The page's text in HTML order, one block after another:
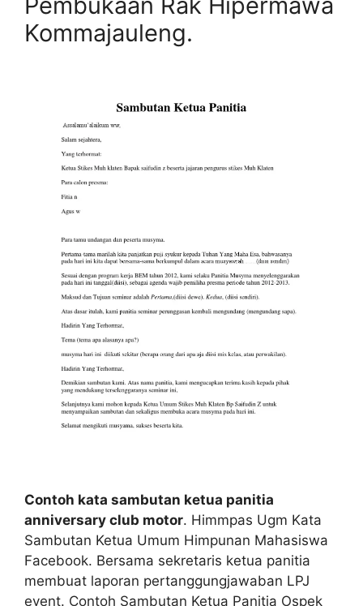
Kommajauleng.
Contoh kata sambutan ketua panitia
anniversary club motor. Himmpas Ugm Kata
Sambutan Ketua Umum Himpunan Mahasiswa
Facebook. Bersama sekretaris ketua panitia
membuat laporan pertanggungjawaban LPJ
event. Contoh Sambutan Ketua Panitia Ospek